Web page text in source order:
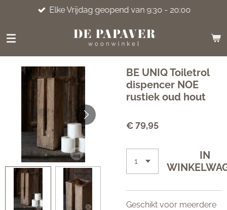
naar
hoofdinhoud
Elke Vrijdag geopend van 9:30 - 20:00
BE UNIQ Toiletrol
dispencer NOE
rustiek oud hout
€ 79,95
IN
Geschikt voor meerdere